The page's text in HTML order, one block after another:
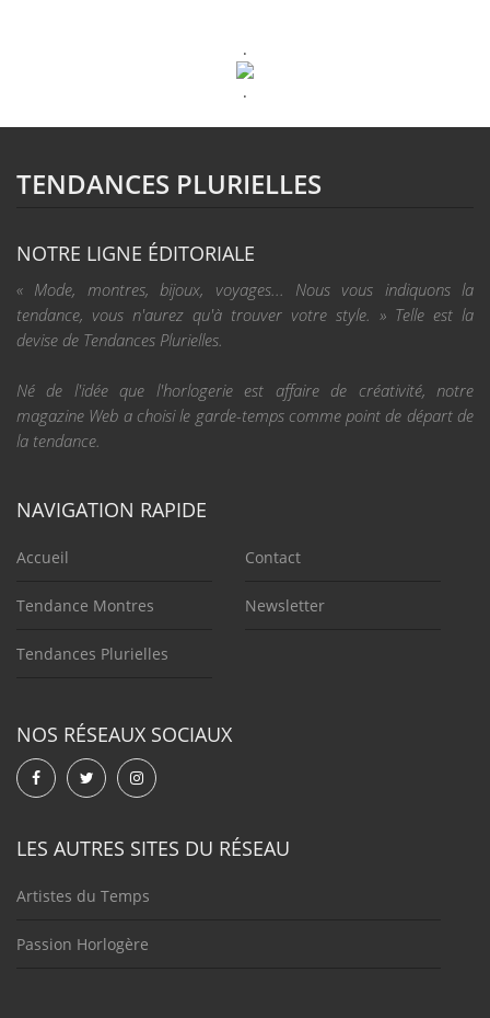
.
.
TENDANCES PLURIELLES
NOTRE LIGNE ÉDITORIALE
« Mode, montres, bijoux, voyages... Nous vous indiquons la
tendance, vous n'aurez qu'à trouver votre style. » Telle est la
devise de Tendances Plurielles.
Né de l'idée que l'horlogerie est affaire de créativité, notre
magazine Web a choisi le garde-temps comme point de départ de
la tendance.
NAVIGATION RAPIDE
Accueil
Tendance Montres
Tendances Plurielles
Contact
Newsletter
NOS RÉSEAUX SOCIAUX
LES AUTRES SITES DU RÉSEAU
Artistes du Temps
Passion Horlogère